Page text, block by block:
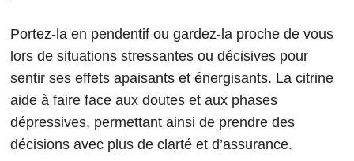
Portez-la en pendentif ou gardez-la proche de vous
lors de situations stressantes ou décisives pour
sentir ses effets apaisants et énergisants. La citrine
aide à faire face aux doutes et aux phases
dépressives, permettant ainsi de prendre des
décisions avec plus de clarté et d’assurance.